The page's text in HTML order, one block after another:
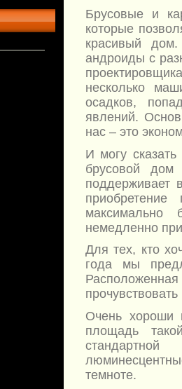
Брусовые и
которые
красивый
андроиды с
несколько
осадков,
явлений.
нас – это
И могу
брусовой дом
поддерживает
максимально
немедленно
Для тех, кто
года мы
Очень хороши
площадь
темноте.